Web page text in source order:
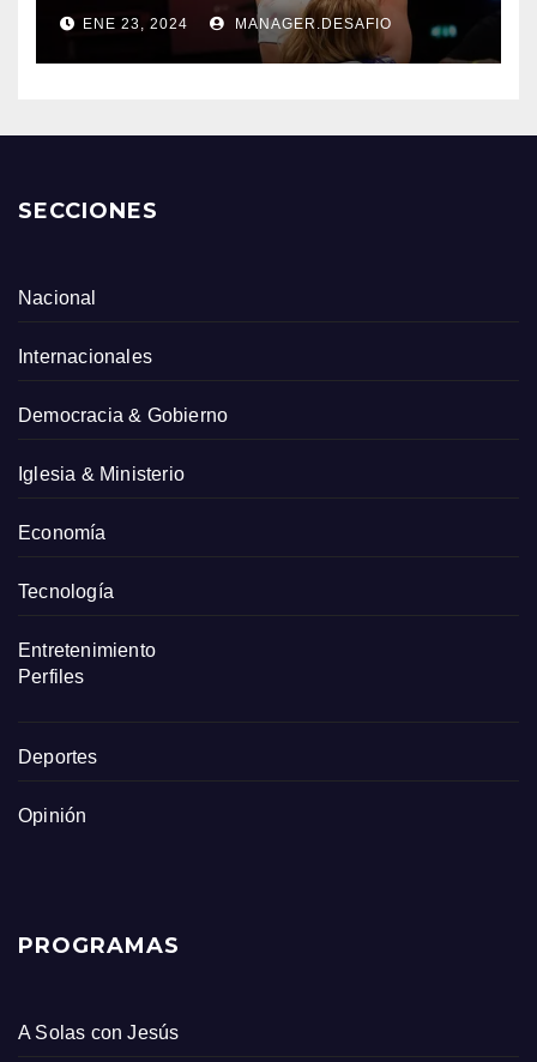
ENE 23, 2024 MANAGER.DESAFIO
SECCIONES
Nacional
Internacionales
Democracia & Gobierno
Iglesia & Ministerio
Economía
Tecnología
Entretenimiento
Perfiles
Deportes
Opinión
PROGRAMAS
A Solas con Jesús